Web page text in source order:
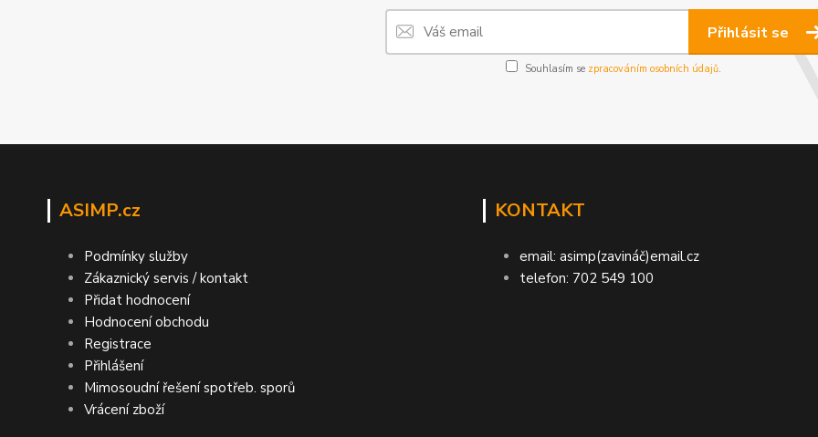
Přihlásit se
Souhlasím se zpracováním osobních údajů.
ASIMP.cz
Podmínky služby
Zákaznický servis / kontakt
Přidat hodnocení
Hodnocení obchodu
Registrace
Přihlášení
Mimosoudní řešení spotřeb. sporů
Vrácení zboží
KONTAKT
email: asimp(zavináč)email.cz
telefon: 702 549 100